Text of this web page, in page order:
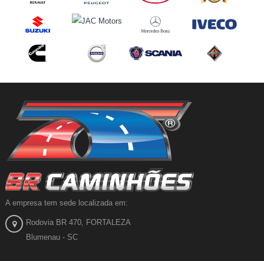
A empresa tem sede localizada em:
Rodovia BR 470, FORTALEZA
Blumenau - SC